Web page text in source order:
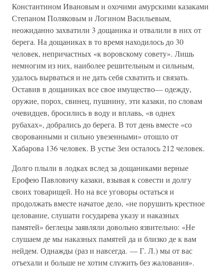
Константином Ивановым и охочими амурскими казаками
Степаном Поляковым и Логином Васильевым,
неожиданно захватили 3 дощаника и отвалили в них от
берега. На дощаниках в то время находилось до 30
человек, непричастных «к воровскому совету». Лишь
немногим из них, наиболее решительным и сильным,
удалось вырваться и не дать себя схватить и связать.
Оставив в дощаниках все свое имущество— одежду,
оружие, порох, свинец, пушнину, эти казаки, по словам
очевидцев, бросились в воду и вплавь, «в однех
рубахах», добрались до берега. В тот день вместе «со
сворованными и сильно увезенными» отошло от
Хабарова 136 человек. В устье Зеи осталось 212 человек.
Долго плыли в лодках вслед за дощаниками верные
Ерофею Павловичу казаки, взывая к совести и долгу
своих товарищей. Но на все уговоры остаться и
продолжать вместе начатое дело, «не порушить крестное
целование, слушати государева указу и наказных
памятей» беглецы заявляли довольно язвительно: «Не
слушаем де мы наказных памятей да и близко де к вам
нейдем. Однажды (раз и навсегда. — Г. Л.) мы от вас
отъехали и больше не хотим служить без жалования».